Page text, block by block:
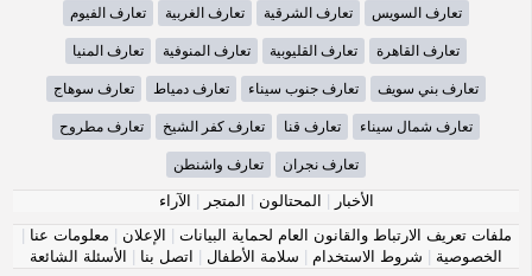
تعارف السويس تعارف الشرقية تعارف الغربية تعارف الفيوم
تعارف القاهرة تعارف القليوبية تعارف المنوفية تعارف المنيا
تعارف بني سويف تعارف جنوب سيناء تعارف دمياط تعارف سوهاج
تعارف شمال سيناء تعارف قنا تعارف كفر الشيخ تعارف مطروح
تعارف نجران تعارف واشنطن
الأخبار | المحتالون | المتجر | الآراء
ملفات تعريف الارتباط والقانون العام لحماية البيانات | الإعلان | معلومات عنا |
الخصوصية | شروط الاستخدام | سلامة الأطفال | اتصل بنا | الأسئلة الشائعة